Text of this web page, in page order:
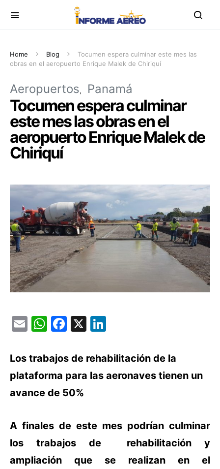
Home Blog
Tocumen espera culminar este mes las
obras en el aeropuerto Enrique Malek de Chiriquí
Aeropuertos Panamá
Tocumen espera culminar
este mes las obras en el
aeropuerto Enrique Malek de
Chiriquí
EmailWhatsApp
Facebook
X
Los trabajos de rehabilitación de la
plataforma para las aeronaves tienen un
avance de 50%
A finales de este mes podrían culminar
los trabajos de rehabilitación y
ampliación que se realizan en el